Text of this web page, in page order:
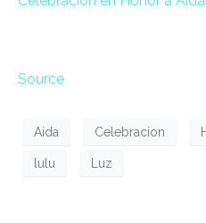
Source
Aida Celebracion
lulu Luz